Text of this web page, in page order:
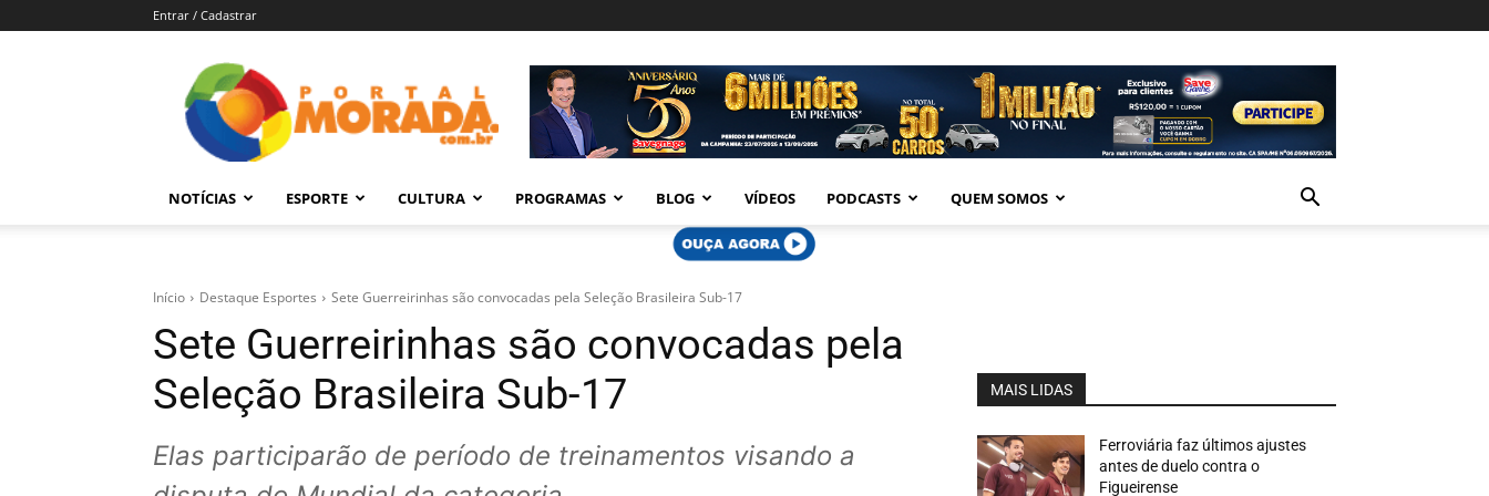
Entrar / Cadastrar
Morada
–
Araraquara
NOTÍCIAS ESPORTE CULTURA PROGRAMAS BLOG VÍDEOS PODCASTS QUEM SOMOS
Início Destaque Esportes Sete Guerreirinhas são convocadas pela Seleção Brasileira Sub-17
Sete Guerreirinhas são convocadas pela
Seleção Brasileira Sub-17
Elas participarão de período de treinamentos visando a
MAIS LIDAS
Ferroviária faz últimos ajustes
antes de duelo contra o
Figueirense